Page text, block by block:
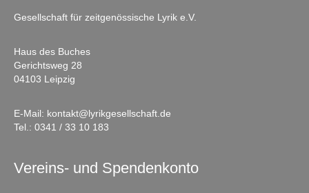
Gesellschaft für zeitgenössische Lyrik e.V.
Haus des Buches
Gerichtsweg 28
04103 Leipzig
E-Mail: kontakt@lyrikgesellschaft.de
Tel.: 0341 / 33 10 183
Vereins- und Spendenkonto